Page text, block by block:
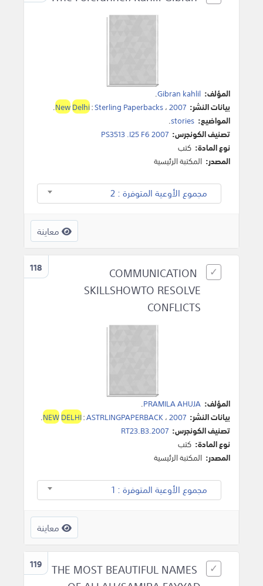
المؤلف: Gibran kahlil
.
بيانات النشر:
NewDelhi:Sterling Paperbacks،2007
.
المواضيع: stories
.
تصنيف الكونجرس: PS3513 .I25 F6 2007
نوع المادة: كتب
المصدر: المكتبة الرئيسية
مجموع الأوعية المتوفرة : 2
معاينة
118
COMMUNICATION
SKILLSHOWTO RESOLVE
CONFLICTS
المؤلف: PRAMILA AHUJA
.
بيانات النشر:
NEWDELHI:ASTRLINGPAPERBACK،2007
.
تصنيف الكونجرس: RT23.B3.2007
نوع المادة: كتب
المصدر: المكتبة الرئيسية
مجموع الأوعية المتوفرة : 1
معاينة
119
THE MOST BEAUTIFUL NAMES